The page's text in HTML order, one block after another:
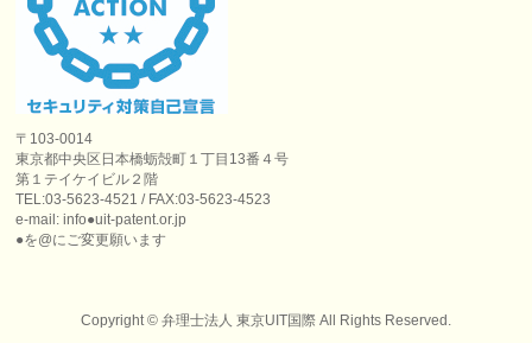
〒103-0014
東京都中央区日本橋蛎殻町１丁目13番４号
第１テイケイビル２階
TEL:03-5623-4521 / FAX:03-5623-4523
e-mail: info●uit-patent.or.jp
●を@にご変更願います
Copyright © 弁理士法人 東京UIT国際All Rights Reserved.